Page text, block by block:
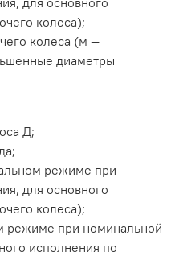
колеса);
колеса (м —
диаметры
Д;
режиме при
для основного
колеса);
режиме при номинальной
исполнения по